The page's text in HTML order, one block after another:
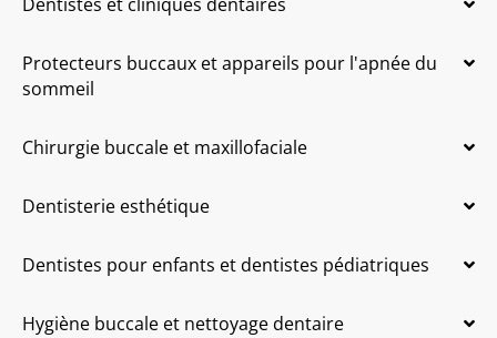
Protecteurs buccaux et appareils pour l'apnée du
sommeil
Chirurgie buccale et maxillofaciale
Dentisterie esthétique
Dentistes pour enfants et dentistes pédiatriques
Hygiène buccale et nettoyage dentaire